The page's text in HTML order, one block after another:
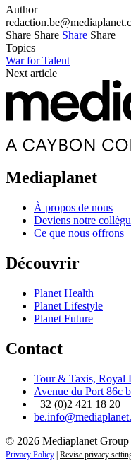
Author
Share Share Share Share
Topics
War for Talent
Next article
Mediaplanet
À propos de nous
Deviens notre
Ce que nous offrons
Découvrir
Planet Health
Planet Lifestyle
Planet Future
Contact
Tour & Taxis, Royal
Avenue du Port 86c
+32 (0)2 421 18 20
© 2026 Mediaplanet Group
Privacy Policy | Revise privacy